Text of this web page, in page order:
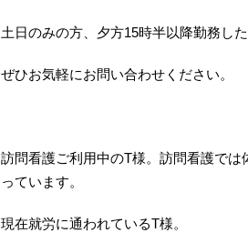
土日のみの方、夕方15時半以降勤務し
ぜひお気軽にお問い合わせください。
訪問看護ご利用中のT様。訪問看護で
っています。
現在就労に通われているT様。